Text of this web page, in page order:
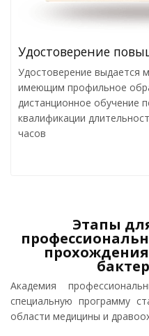
Удостоверение
Удостоверение выдается
имеющим профильное
дистанционное обучение
квалификации
часов
Этапы
Академия
специальную программу
области медицины и